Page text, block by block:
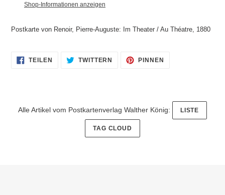
Shop-Informationen anzeigen
Postkarte von Renoir, Pierre-Auguste: Im Theater / Au Théatre, 1880
TEILEN
FACEBOOK
TWITTERN AUF
TWITTER
PINNEN
Alle Artikel vom Postkartenverlag Walther König: LISTE
TAG CLOUD